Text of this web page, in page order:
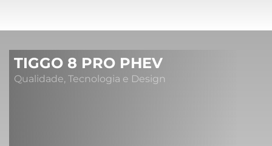
TIGGO 8 PRO PHEV
Qualidade, Tecnologia e Design